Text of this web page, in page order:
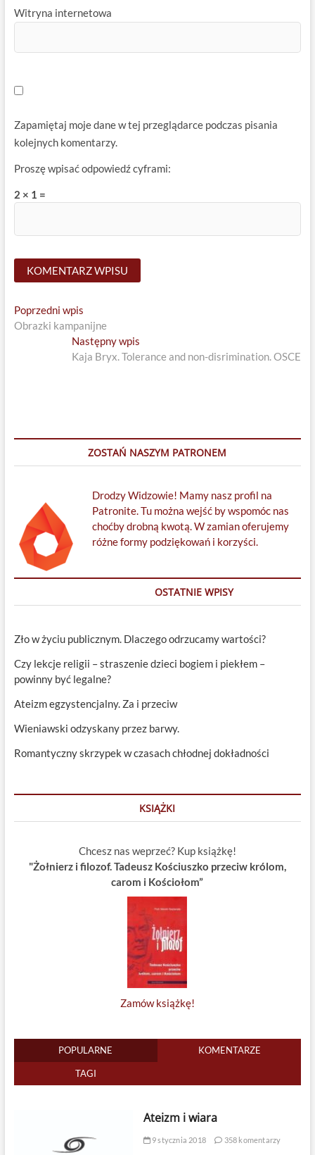
Witryna internetowa
Zapamiętaj moje dane w tej przeglądarce podczas pisania
kolejnych komentarzy.
Proszę wpisać odpowiedź cyframi:
2 × 1 =
Nawigacja
wpisu
Poprzedni wpisPrevious
post:
Obrazki kampanijne
Następny wpis
post:
Kaja Bryx. Tolerance and non-disrimination. OSCE
ZOSTAŃ NASZYM PATRONEM
Drodzy Widzowie! Mamy nasz profil na
Patronite. Tu można wejść by wspomóc nas
choćby drobną kwotą. W zamian oferujemy
różne formy podziękowań i korzyści.
OSTATNIE WPISY
Zło w życiu publicznym. Dlaczego odrzucamy wartości?
Czy lekcje religii – straszenie dzieci bogiem i piekłem –
powinny być legalne?
Ateizm egzystencjalny. Za i przeciw
Wieniawski odzyskany przez barwy.
Romantyczny skrzypek w czasach chłodnej dokładności
KSIĄŻKI
Chcesz nas weprzeć? Kup książkę!
"Żołnierz i filozof. Tadeusz Kościuszko przeciw królom,
carom i Kościołom”
Zamów książkę!
POPULARNE KOMENTARZE
TAGI
Ateizm i wiara
9 stycznia 2018 358 komentarzy